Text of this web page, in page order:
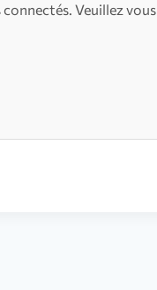
Veuillez vous